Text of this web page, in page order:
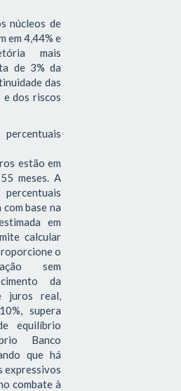
núcleos de
em 4,44% e
mais
de 3% da
das
dos riscos
estão em
meses. A
base na
em
calcular
o
sem
da
juros real,
supera
equilíbrio
Banco
que há
expressivos
combate à